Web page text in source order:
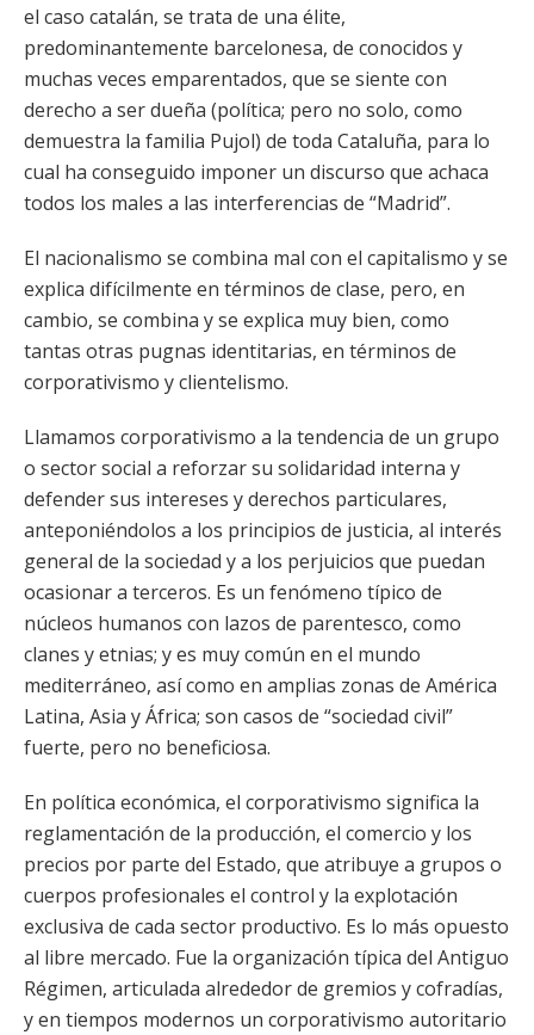
el caso catalán, se trata de una élite,
predominantemente barcelonesa, de conocidos y
muchas veces emparentados, que se siente con
derecho a ser dueña (política; pero no solo, como
demuestra la familia Pujol) de toda Cataluña, para lo
cual ha conseguido imponer un discurso que achaca
todos los males a las interferencias de “Madrid”.
El nacionalismo se combina mal con el capitalismo y se
explica difícilmente en términos de clase, pero, en
cambio, se combina y se explica muy bien, como
tantas otras pugnas identitarias, en términos de
corporativismo y clientelismo.
Llamamos corporativismo a la tendencia de un grupo
o sector social a reforzar su solidaridad interna y
defender sus intereses y derechos particulares,
anteponiéndolos a los principios de justicia, al interés
general de la sociedad y a los perjuicios que puedan
ocasionar a terceros. Es un fenómeno típico de
núcleos humanos con lazos de parentesco, como
clanes y etnias; y es muy común en el mundo
mediterráneo, así como en amplias zonas de América
Latina, Asia y África; son casos de “sociedad civil”
fuerte, pero no beneficiosa.
En política económica, el corporativismo significa la
reglamentación de la producción, el comercio y los
precios por parte del Estado, que atribuye a grupos o
cuerpos profesionales el control y la explotación
exclusiva de cada sector productivo. Es lo más opuesto
al libre mercado. Fue la organización típica del Antiguo
Régimen, articulada alrededor de gremios y cofradías,
y en tiempos modernos un corporativismo autoritario